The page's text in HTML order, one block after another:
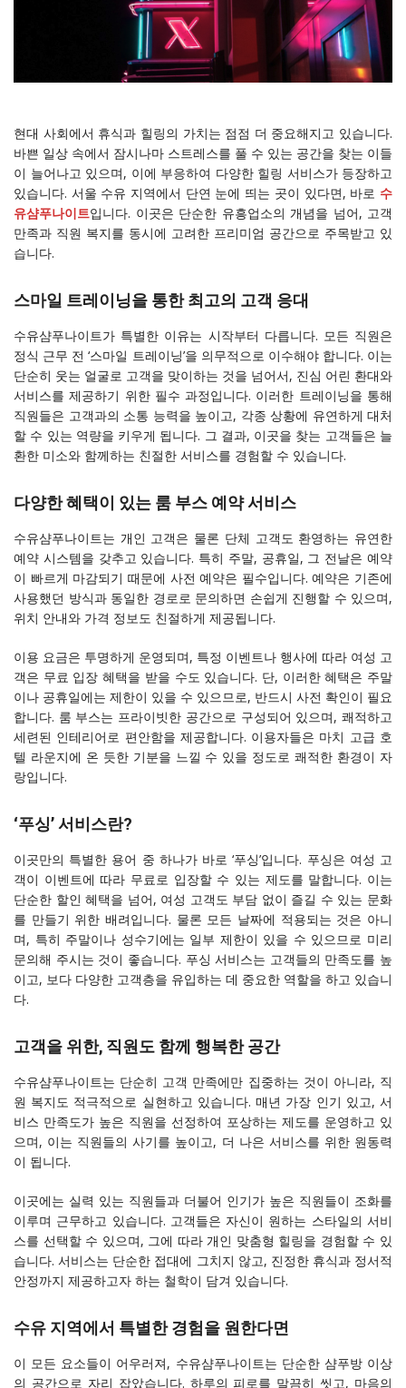
현대 사회에서 휴식과 힐링의 가치는 점점 더 중요해지고 있습니다.
바쁜 일상 속에서 잠시나마 스트레스를 풀 수 있는 공간을 찾는 이들
이 늘어나고 있으며, 이에 부응하여 다양한 힐링 서비스가 등장하고
있습니다. 서울 수유 지역에서 단연 눈에 띄는 곳이 있다면, 바로 수
유샴푸나이트입니다. 이곳은 단순한 유흥업소의 개념을 넘어, 고객
만족과 직원 복지를 동시에 고려한 프리미엄 공간으로 주목받고 있
습니다.
스마일 트레이닝을 통한 최고의 고객 응대
수유샴푸나이트가 특별한 이유는 시작부터 다릅니다. 모든 직원은
정식 근무 전 ‘스마일 트레이닝’을 의무적으로 이수해야 합니다. 이는
단순히 웃는 얼굴로 고객을 맞이하는 것을 넘어서, 진심 어린 환대와
서비스를 제공하기 위한 필수 과정입니다. 이러한 트레이닝을 통해
직원들은 고객과의 소통 능력을 높이고, 각종 상황에 유연하게 대처
할 수 있는 역량을 키우게 됩니다. 그 결과, 이곳을 찾는 고객들은 늘
환한 미소와 함께하는 친절한 서비스를 경험할 수 있습니다.
다양한 혜택이 있는 룸 부스 예약 서비스
수유샴푸나이트는 개인 고객은 물론 단체 고객도 환영하는 유연한
예약 시스템을 갖추고 있습니다. 특히 주말, 공휴일, 그 전날은 예약
이 빠르게 마감되기 때문에 사전 예약은 필수입니다. 예약은 기존에
사용했던 방식과 동일한 경로로 문의하면 손쉽게 진행할 수 있으며,
위치 안내와 가격 정보도 친절하게 제공됩니다.
이용 요금은 투명하게 운영되며, 특정 이벤트나 행사에 따라 여성 고
객은 무료 입장 혜택을 받을 수도 있습니다. 단, 이러한 혜택은 주말
이나 공휴일에는 제한이 있을 수 있으므로, 반드시 사전 확인이 필요
합니다. 룸 부스는 프라이빗한 공간으로 구성되어 있으며, 쾌적하고
세련된 인테리어로 편안함을 제공합니다. 이용자들은 마치 고급 호
텔 라운지에 온 듯한 기분을 느낄 수 있을 정도로 쾌적한 환경이 자
랑입니다.
‘푸싱’ 서비스란?
이곳만의 특별한 용어 중 하나가 바로 ‘푸싱’입니다. 푸싱은 여성 고
객이 이벤트에 따라 무료로 입장할 수 있는 제도를 말합니다. 이는
단순한 할인 혜택을 넘어, 여성 고객도 부담 없이 즐길 수 있는 문화
를 만들기 위한 배려입니다. 물론 모든 날짜에 적용되는 것은 아니
며, 특히 주말이나 성수기에는 일부 제한이 있을 수 있으므로 미리
문의해 주시는 것이 좋습니다. 푸싱 서비스는 고객들의 만족도를 높
이고, 보다 다양한 고객층을 유입하는 데 중요한 역할을 하고 있습니
다.
고객을 위한, 직원도 함께 행복한 공간
수유샴푸나이트는 단순히 고객 만족에만 집중하는 것이 아니라, 직
원 복지도 적극적으로 실현하고 있습니다. 매년 가장 인기 있고, 서
비스 만족도가 높은 직원을 선정하여 포상하는 제도를 운영하고 있
으며, 이는 직원들의 사기를 높이고, 더 나은 서비스를 위한 원동력
이 됩니다.
이곳에는 실력 있는 직원들과 더불어 인기가 높은 직원들이 조화를
이루며 근무하고 있습니다. 고객들은 자신이 원하는 스타일의 서비
스를 선택할 수 있으며, 그에 따라 개인 맞춤형 힐링을 경험할 수 있
습니다. 서비스는 단순한 접대에 그치지 않고, 진정한 휴식과 정서적
안정까지 제공하고자 하는 철학이 담겨 있습니다.
수유 지역에서 특별한 경험을 원한다면
이 모든 요소들이 어우러져, 수유샴푸나이트는 단순한 샴푸방 이상
의 공간으로 자리 잡았습니다. 하루의 피로를 말끔히 씻고, 마음의